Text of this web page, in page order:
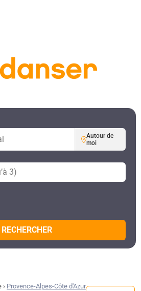
Autour de
moi
RECHERCHER
› Provence-Alpes-Côte d'Azur